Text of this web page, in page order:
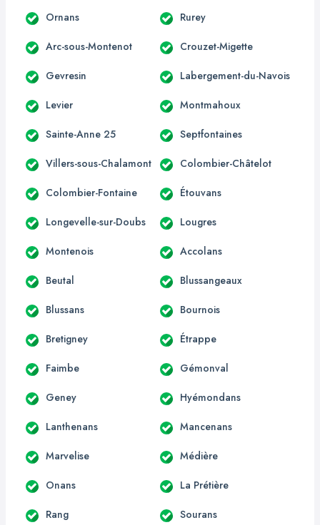
Ornans Rurey
Arc-sous-Montenot Crouzet-Migette
Gevresin Labergement-du-Navois
Levier Montmahoux
Sainte-Anne 25 Septfontaines
Villers-sous-Chalamont Colombier-Châtelot
Colombier-Fontaine Étouvans
Longevelle-sur-Doubs Lougres
Montenois Accolans
Beutal Blussangeaux
Blussans Bournois
Bretigney Étrappe
Faimbe Gémonval
Geney Hyémondans
Lanthenans Mancenans
Marvelise Médière
Onans La Prétière
Rang Sourans